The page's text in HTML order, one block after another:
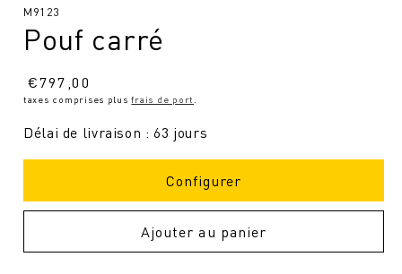
modal
SKU
M9123
Pouf carré
Prix
normal
€797,00
taxes comprises plusfrais de port
Délai de livraison : 63 jours
Configurer
Ajouter au panier